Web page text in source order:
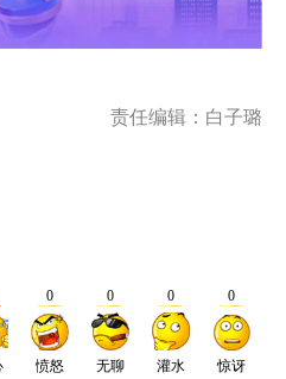
责任编辑：白子璐